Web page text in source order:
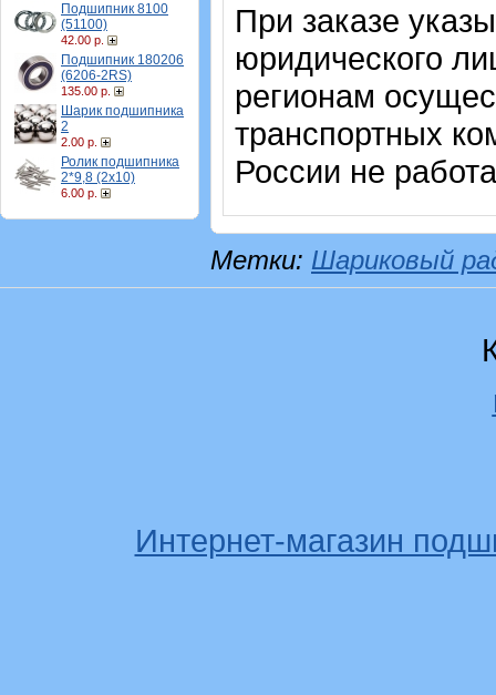
Подшипник 8100
(51100)
42.00 р.
Подшипник 180206
(6206-2RS)
135.00 р.
Шарик подшипника
2
2.00 р.
Ролик подшипника
2*9,8 (2х10)
6.00 р.
При заказе
юридического
регионам
транспортных
России не
Метки: Шариковый
Интернет-магазин